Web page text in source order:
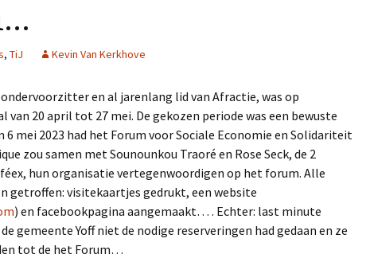
STOP la pauvreté
Opvanghuis ATAX
Tawféex i Jigéén (TiJ)
Opvanghuis TSX
, TiJ Kevin Van Kerkhove
en al jarenlang lid van Afractie, was op
van 20 april tot 27 mei. De gekozen periode was een bewuste
6 mei 2023 had het Forum voor Sociale Economie en Solidariteit
zou samen met Sounounkou Traoré en Rose Seck, de 2
hun organisatie vertegenwoordigen op het forum. Alle
getroffen: visitekaartjes gedrukt, een website
) en facebookpagina aangemaakt… . Echter: last minute
gemeente Yoff niet de nodige reserveringen had gedaan en ze
tot de het Forum…